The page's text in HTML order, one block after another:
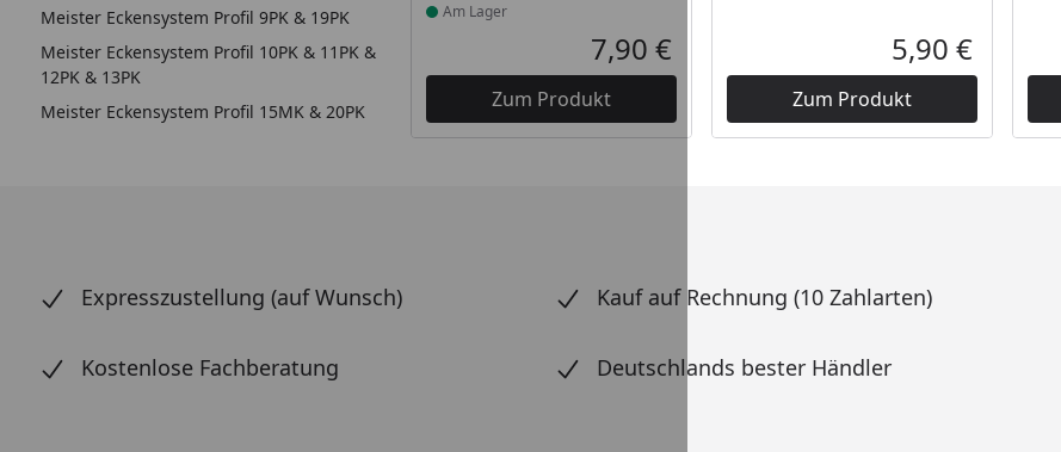
Meister Eckensystem Profil 9PK & 19PK
Meister Eckensystem Profil 10PK & 11PK &
12PK & 13PK
Meister Eckensystem Profil 15MK & 20PK
Am Lager
Aktueller Preis
7,90 €
Zum Produkt
Aktueller
5,90 €
Zum Produkt
Expresszustellung (auf Wunsch) Kauf auf Rechnung (10 Zahlarten)
Kostenlose Fachberatung Deutschlands bester Händler